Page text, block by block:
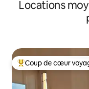
Locations
Coups de cœur
Coup de cœur